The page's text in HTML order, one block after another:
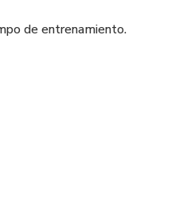
de entrenamiento.